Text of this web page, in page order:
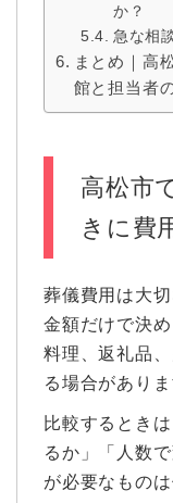
か？
急な相
まとめ｜高
館と担当者
高松市
きに費
葬儀費用は大
金額だけで決
料理、返礼品
る場合がありま
比較するとき
るか」「人数
が必要なもの